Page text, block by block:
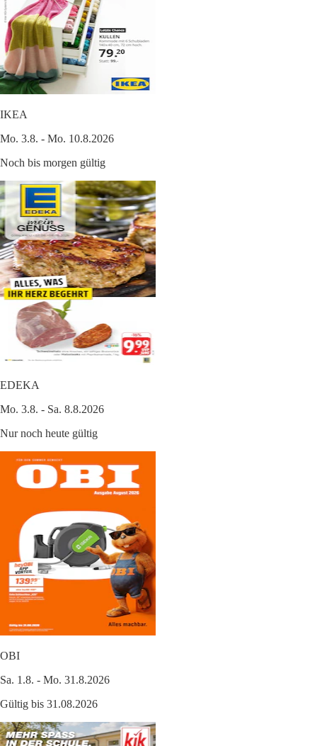
IKEA
Mo. 3.8. - Mo. 10.8.2026
Noch bis morgen gültig
EDEKA
Mo. 3.8. - Sa. 8.8.2026
Nur noch heute gültig
OBI
Sa. 1.8. - Mo. 31.8.2026
Gültig bis 31.08.2026